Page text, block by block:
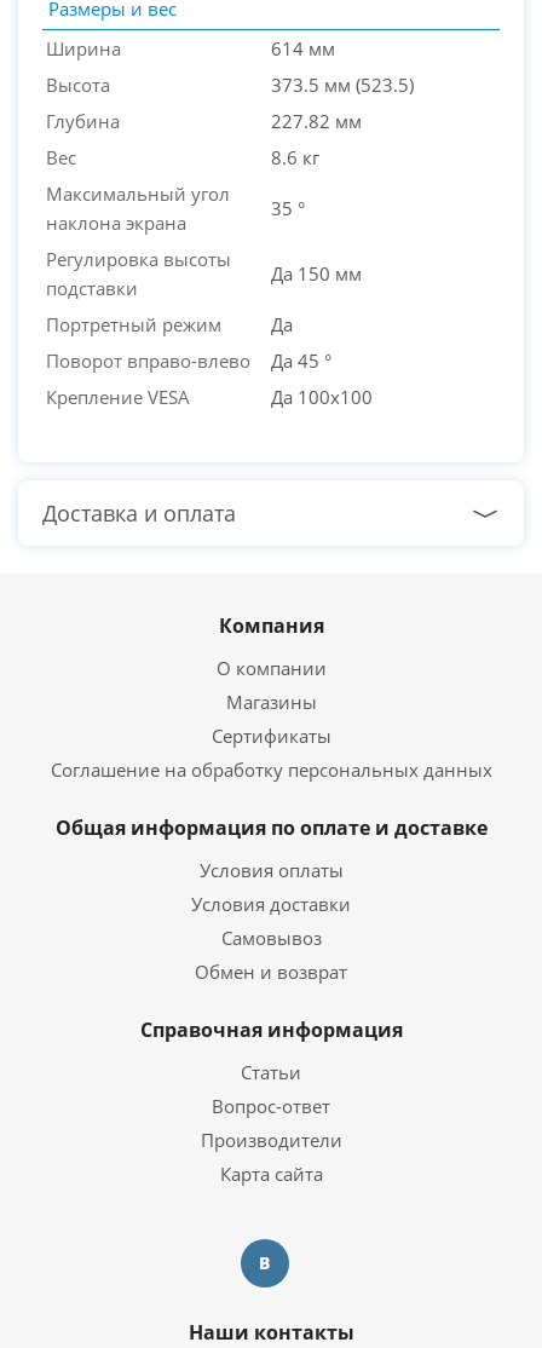
Размеры и вес
Ширина
614 мм
Высота
373.5 мм (523.5)
Глубина
227.82 мм
Вес
8.6 кг
Максимальный угол
наклона экрана
35 °
Регулировка высоты
подставки
Да 150 мм
Портретный режим
Да
Поворот вправо-влево
Да 45 °
Крепление VESA
Да 100x100
Доставка и оплата
Компания
О компании
Магазины
Сертификаты
Соглашение на обработку персональных данных
Общая информация по оплате и доставке
Условия оплаты
Условия доставки
Самовывоз
Обмен и возврат
Справочная информация
Статьи
Вопрос-ответ
Производители
Карта сайта
Наши контакты